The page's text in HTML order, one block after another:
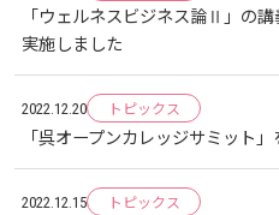
広島国際大学の概要
建学の精神
教育の特色
情報の公表
教育研究上の目的・基本
規定
入試情報
入試最新情報
入試概要
学部
保健医療学部
大学院・専攻科
「ウェルネスビジネス論Ⅱ」の
実施しました
2022.12.20 トピックス
「呉オープンカレッジサミット」
2022.12.15 トピックス
2022
2021
2017
2023
2022
2021
2024
2023
2022
2025
2024
2023
2026
2025
2024
教職員の活動
2026
2025
高大連携
2025
イベント